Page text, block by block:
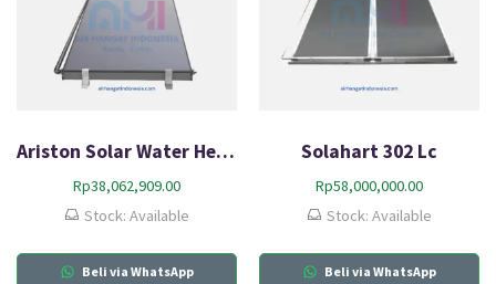
Ariston Solar Water Heater Kairos Thermo DR-2 150
Rp38,062,909.00
Stock: Available
Beli via WhatsApp
Solahart 302 Lc
Rp58,000,000.00
Stock: Available
Beli via WhatsApp